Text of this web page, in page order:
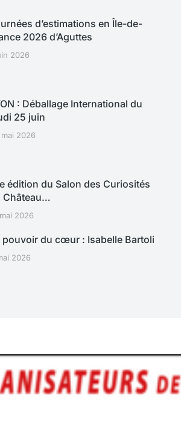
d’estimations en Île-de-
2026 d’Aguttes
2026
: Déballage International du
25 juin
2026
édition du Salon des Curiosités
Château…
2026
pouvoir du cœur : Isabelle Bartoli
2026